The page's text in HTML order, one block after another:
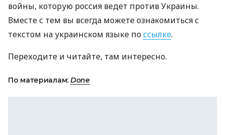
войны, которую россия ведет против Украины.
Вместе с тем вы всегда можете ознакомиться с
текстом на украинском языке поссылке.
Переходите и читайте, там интересно.
По материалам: Done